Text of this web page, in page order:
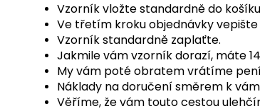
Vzorník vložte standardně do
Ve třetím kroku objednávky
Vzorník standardně zaplaťte.
Jakmile vám vzorník dorazí, máte
My vám poté obratem vrátíme
Náklady na doručení směrem k
Věříme, že vám touto cestou